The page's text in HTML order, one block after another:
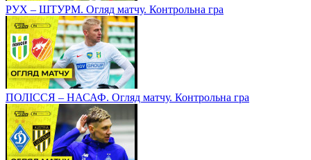
РУХ – ШТУРМ. Огляд матчу. Контрольна гра
ПОЛІССЯ – НАСАФ. Огляд матчу. Контрольна гра